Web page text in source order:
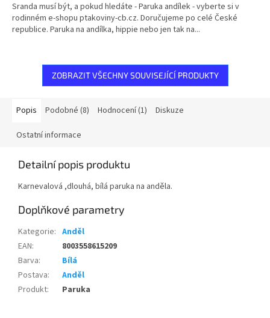
Sranda musí být, a pokud hledáte - Paruka andílek - vyberte si v
rodinném e-shopu ptakoviny-cb.cz. Doručujeme po celé České
republice. Paruka na andílka, hippie nebo jen tak na...
ZOBRAZIT VŠECHNY SOUVISEJÍCÍ PRODUKTY
Popis Podobné (8) Hodnocení (1) Diskuze
Ostatní informace
Detailní popis produktu
Karnevalová ,dlouhá, bílá paruka na anděla.
Doplňkové parametry
Kategorie: Anděl
EAN:
8003558615209
Barva:
Bílá
Postava:
Anděl
Produkt: Paruka